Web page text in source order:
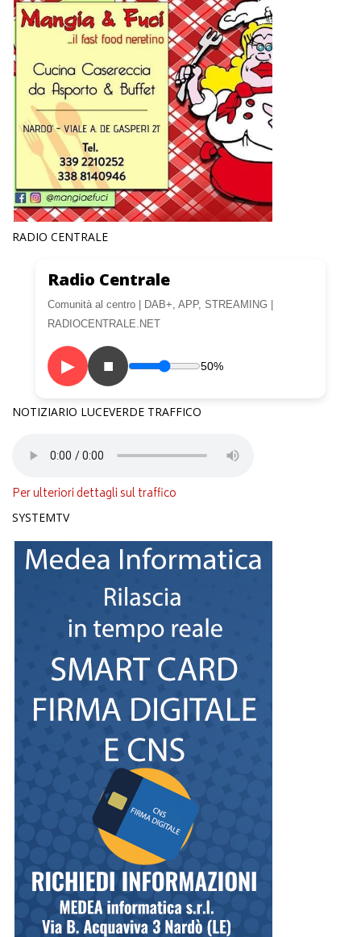
RADIO CENTRALE
Radio Centrale
Comunità al centro | DAB+, APP, STREAMING |
RADIOCENTRALE.NET
▶ ■ 50%
NOTIZIARIO LUCEVERDE TRAFFICO
Per ulteriori dettagli sul traffico
SYSTEMTV